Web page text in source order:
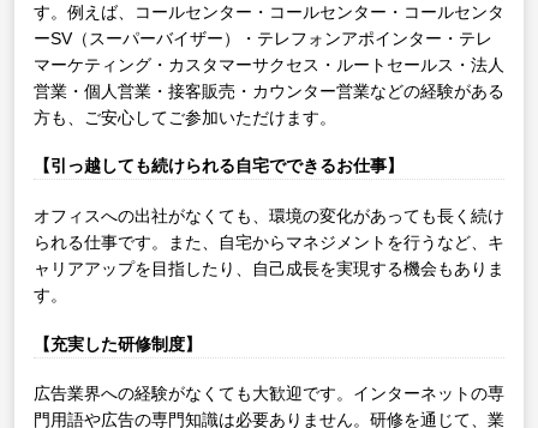
す。例えば、コールセンター・コールセンター・コールセンタ
ーSV（スーパーバイザー）・テレフォンアポインター・テレ
マーケティング・カスタマーサクセス・ルートセールス・法人
営業・個人営業・接客販売・カウンター営業などの経験がある
方も、ご安心してご参加いただけます。
【引っ越しても続けられる自宅でできるお仕事】
オフィスへの出社がなくても、環境の変化があっても長く続け
られる仕事です。また、自宅からマネジメントを行うなど、キ
ャリアアップを目指したり、自己成長を実現する機会もありま
す。
【充実した研修制度】
広告業界への経験がなくても大歓迎です。インターネットの専
門用語や広告の専門知識は必要ありません。研修を通じて、業